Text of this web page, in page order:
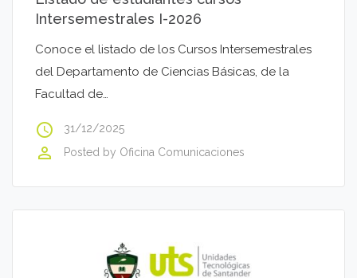
Intersemestrales I-2026
Conoce el listado de los Cursos Intersemestrales
del Departamento de Ciencias Básicas, de la
Facultad de…
access_time 31/12/2025
perm_identity Posted by Oficina Comunicaciones